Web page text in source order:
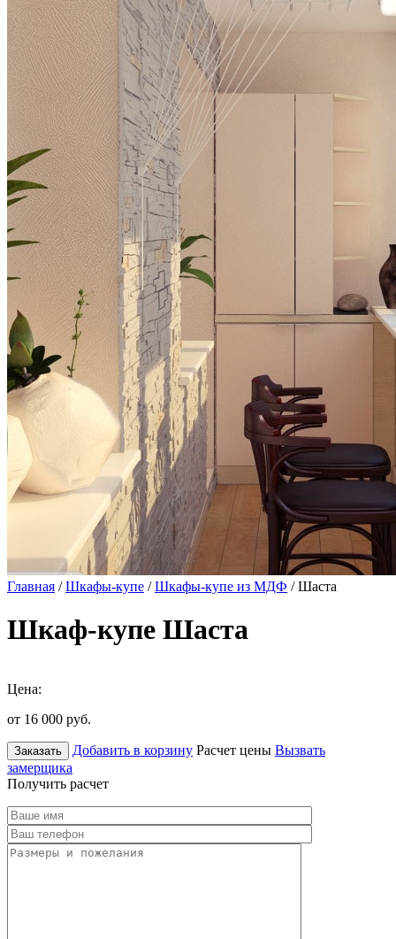
Главная /Шкафы-купе /Шкафы-купе из МДФ / Шаста
Шкаф-купе Шаста
Цена:
от 16 000 руб.
Заказать Добавить в корзину Расчет цены Вызвать
замерщика
Получить расчет